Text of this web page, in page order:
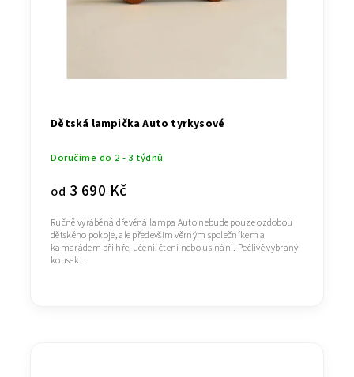
Dětská lampička Auto tyrkysové
Doručíme do 2 - 3 týdnů
od 3 690 Kč
Ručně vyráběná dřevěná lampa Auto nebude pouze ozdobou
dětského pokoje, ale především věrným společníkem a
kamarádem při hře, učení, čtení nebo usínání. Pečlivě vybraný
kousek...